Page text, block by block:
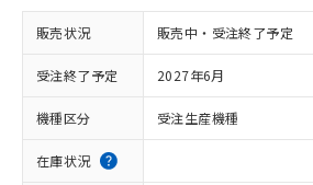
販売状況 販売中・受注終了予定
受注終了予定 2027年6月
機種区分 受注生産機種
在庫状況